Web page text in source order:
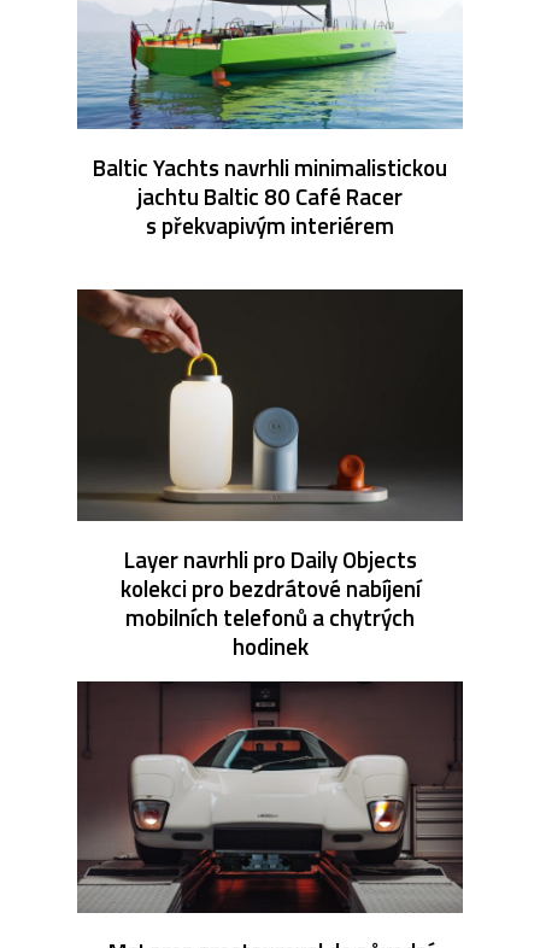
Baltic Yachts navrhli minimalistickou
jachtu Baltic 80 Café Racer
s překvapivým interiérem
Layer navrhli pro Daily Objects
kolekci pro bezdrátové nabíjení
mobilních telefonů a chytrých
hodinek